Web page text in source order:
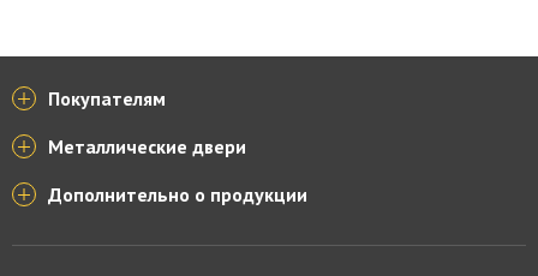
Покупателям
Металлические двери
Дополнительно о продукции